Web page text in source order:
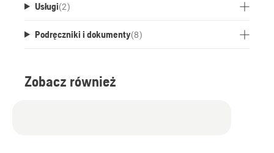
Usługi(2)
Podręczniki i dokumenty(8)
Zobacz również